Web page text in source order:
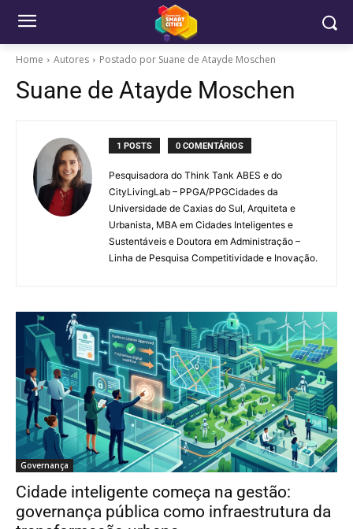
Home Autores Postado por Suane de Atayde Moschen
Suane de Atayde Moschen
1 POSTS 0 COMENTÁRIOS
Pesquisadora do Think Tank ABES e do
CityLivingLab – PPGA/PPGCidades da
Universidade de Caxias do Sul, Arquiteta e
Urbanista, MBA em Cidades Inteligentes e
Sustentáveis e Doutora em Administração –
Linha de Pesquisa Competitividade e Inovação.
Governança
Cidade inteligente começa na gestão:
governança pública como infraestrutura da